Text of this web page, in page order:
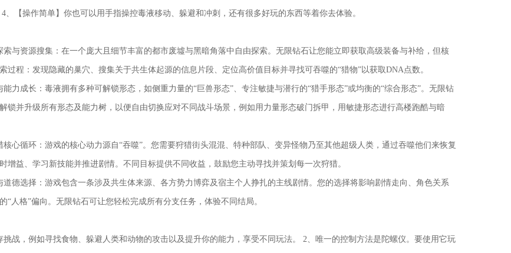
、【操作简单】你也可以用手指操控毒液移动、躲避和冲刺，还有很多好玩的东西等着你去体验。
索与资源搜集：在一个庞大且细节丰富的都市废墟与黑暗角落中自由探索。无限钻石让您能立即获取高级装备与补给，但核
过程：发现隐藏的巢穴、搜集关于共生体起源的信息片段、定位高价值目标并寻找可吞噬的“猎物”以获取DNA点数。
能力成长：毒液拥有多种可解锁形态，如侧重力量的“巨兽形态”、专注敏捷与潜行的“猎手形态”或均衡的“综合形态”。无限钻
锁并升级所有形态及能力树，以便自由切换应对不同战斗场景，例如用力量形态破门拆甲，用敏捷形态进行高楼跑酷与暗
核心循环：游戏的核心动力源自“吞噬”。您需要狩猎街头混混、特种部队、变异怪物乃至其他超级人类，通过吞噬他们来恢复
增益、学习新技能并推进剧情。不同目标提供不同收益，鼓励您主动寻找并策划每一次狩猎。
道德选择：游戏包含一条涉及共生体来源、各方势力博弈及宿主个人挣扎的主线剧情。您的选择将影响剧情走向、角色关系
“人格”偏向。无限钻石可让您轻松完成所有分支任务，体验不同结局。
挑战，例如寻找食物、躲避人类和动物的攻击以及提升你的能力，享受不同玩法。 2、唯一的控制方法是陀螺仪。要使用它玩